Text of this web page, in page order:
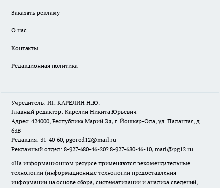
Заказать рекламу
О нас
Контакты
Редакционная политика
Учредитель: ИП КАРЕЛИН Н.Ю.
Главный редактор: Карелин Никита Юрьевич
Адрес: 424000, Республика Марий Эл, г. Йошкар-Ола, ул. Палантая, д.
63В
Редакция: 31-40-60, pgorod12@mail.ru
Рекламный отдел: 8-927-680-46-20? 8-927-680-46-10, mari@pg12.ru
«На информационном ресурсе применяются рекомендательные
технологии (информационные технологии предоставления
информации на основе сбора, систематизации и анализа сведений,